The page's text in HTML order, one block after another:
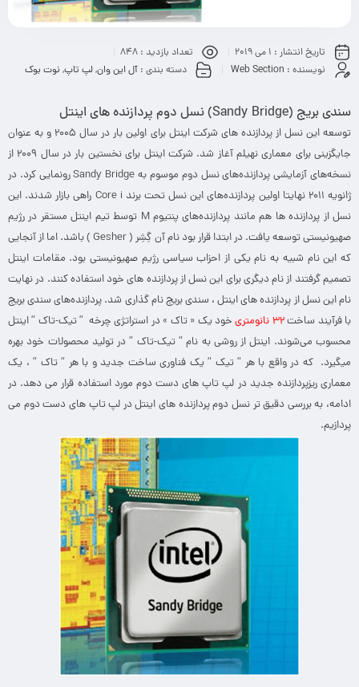
تاریخ انتشار : 1 می 2019 تعداد بازدید : 848
نویسنده : Web Section دسته بندی : آل این وان,لپ تاپ, نوت بوک
سندی بریج (Sandy Bridge) نسل دوم پردازنده های اینتل
توسعه‌ این نسل از پردازنده های شرکت اینتل برای اولین بار در سال ۲۰۰۵ و به عنوان
جایگزینی برای معماری نهیلم آغاز شد. شرکت اینتل برای نخستین بار در سال ۲۰۰۹ از
نسخه‌های آزمایشی پردازنده‌های نسل دوم موسوم به Sandy Bridge رونمایی کرد. در
ژانویه‌ ۲۰۱۱ نهایتا اولین پردازنده‌های این نسل تحت برند Core i راهی بازار شدند. این
نسل از پردازنده ها هم مانند پردازنده‌های پنتیوم M توسط تیم اینتل مستقر در رژیم
صهیونیستی توسعه یافت. در ابتدا قرار بود نام آن گِشِر ( Gesher ) باشد. اما از آنجایی
که این نام شبیه به نام یکی از احزاب سیاسی رژیم صهیونیستی بود. مقامات اینتل
تصمیم گرفتند از نام دیگری برای این نسل از پردازنده های خود استفاده کنند. در نهایت
نام این نسل از پردازنده های اینتل ، سندی بریج نام گذاری شد. پردازنده‌های سندی بریج
با فرآیند ساخت۳۲ نانومتری
خود یک « تاک » در استراتژی چرخه‌ ” تیک-تاک ” اینتل
محسوب می‌شوند. اینتل از روشی به نام ” تیک-تاک ” در تولید محصولات خود بهره
میگیرد. که در واقع با هر ” تیک ” یک فناوری ساخت جدید و با هر ” تاک ” ، یک
معماری ریزپردازنده جدید در لپ تاپ های دست دوم مورد استفاده قرار می دهد. در
ادامه، به بررسی دقیق تر نسل دوم پردازنده های اینتل در لپ تاپ های دست دوم می
پردازیم.